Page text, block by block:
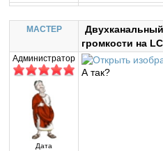
MACTEP
громкости на
Администратор
Дата
А так?